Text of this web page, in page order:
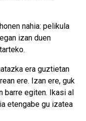
nahia: pelikula
izan duen
era guztietan
ere. Izan ere, guk
barre egiten. Ikasi al
etengabe gu izatea